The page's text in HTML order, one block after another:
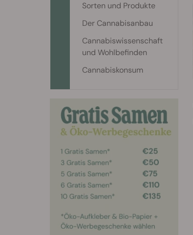
Sorten und Produkte
Der Cannabisanbau
Cannabiswissenschaft
und Wohlbefinden
Cannabiskonsum